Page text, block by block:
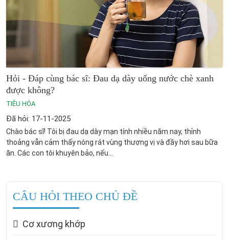
Hỏi - Đáp cùng bác sĩ: Đau dạ dày uống nước chè xanh
được không?
TIÊU HÓA
Đã hỏi: 17-11-2025
Chào bác sĩ! Tôi bị đau dạ dày mạn tính nhiều năm nay, thỉnh
thoảng vẫn cảm thấy nóng rát vùng thượng vị và đầy hơi sau bữa
ăn. Các con tôi khuyên bảo, nếu...
CÂU HỎI THEO CHỦ ĐỀ
Cơ xương khớp